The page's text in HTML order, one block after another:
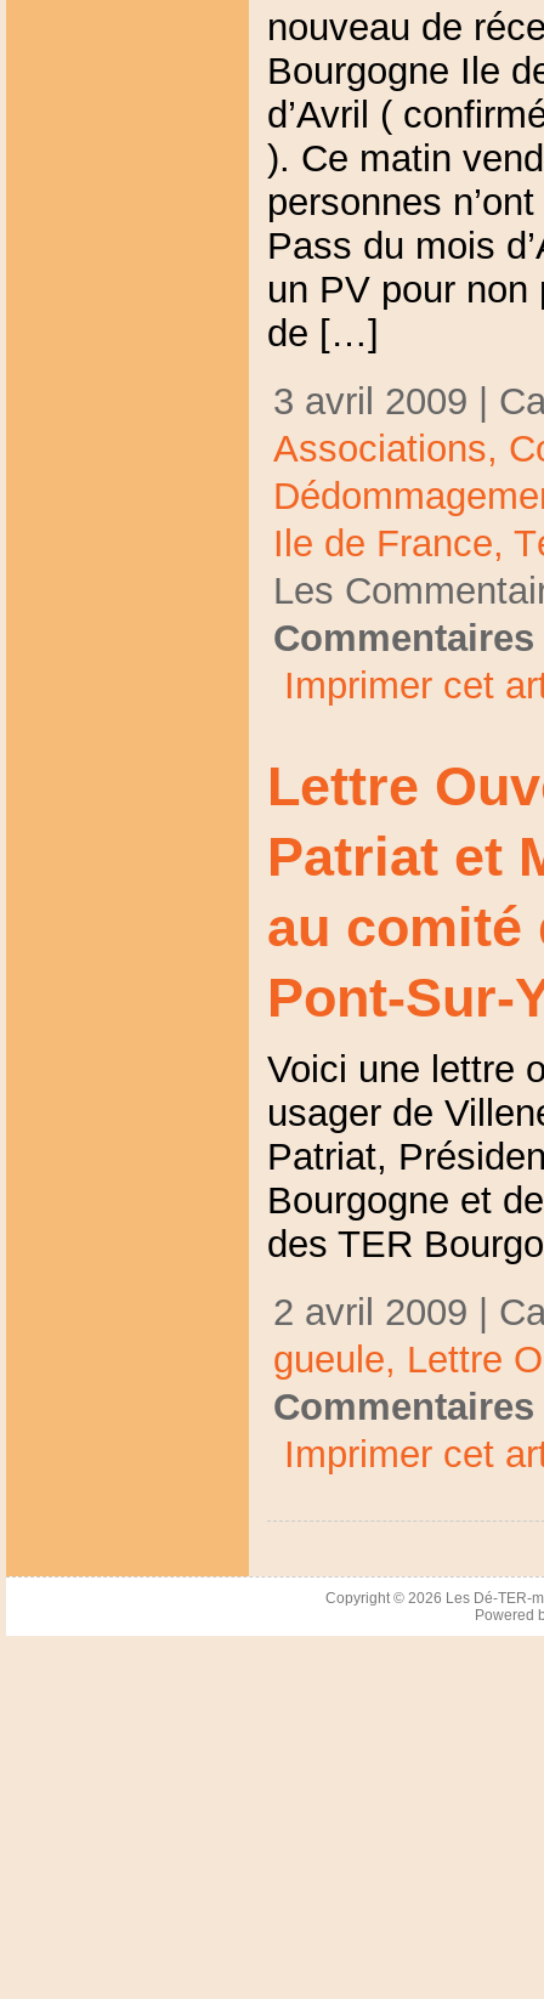
nouveau de
Bourgogne Ile
d’Avril (
). Ce matin
personnes
Pass du mois
un PV pour non
de […]
3 avril 2009 |
Associations,
Ile de France,
Les
Imprimer cet
Lettre
Patriat et
au comité
Pont-Sur-
Voici une lettre
usager de
Patriat,
Bourgogne et
des TER
2 avril 2009 |
gueule, Lettre
Imprimer cet
Copyright © 2026 Les Dé-TER-
Powered